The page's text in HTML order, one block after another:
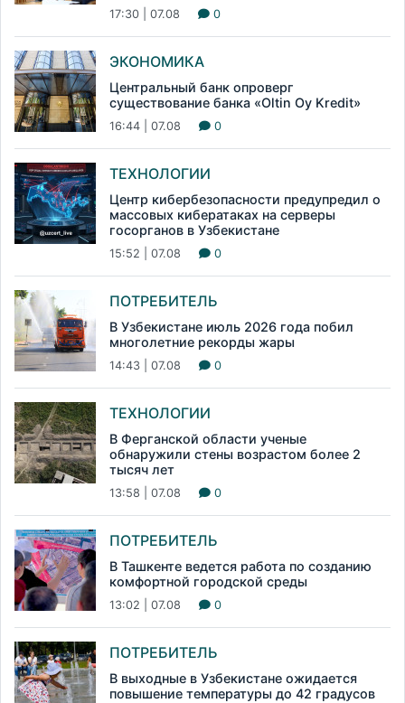
17:30 | 07.08 0
ЭКОНОМИКА
Центральный банк опроверг
существование банка «Oltin Oy Kredit»
16:44 | 07.08 0
ТЕХНОЛОГИИ
Центр кибербезопасности предупредил о
массовых кибератаках на серверы
госорганов в Узбекистане
15:52 | 07.08 0
ПОТРЕБИТЕЛЬ
В Узбекистане июль 2026 года побил
многолетние рекорды жары
14:43 | 07.08 0
ТЕХНОЛОГИИ
В Ферганской области ученые
обнаружили стены возрастом более 2
тысяч лет
13:58 | 07.08 0
ПОТРЕБИТЕЛЬ
В Ташкенте ведется работа по созданию
комфортной городской среды
13:02 | 07.08 0
ПОТРЕБИТЕЛЬ
В выходные в Узбекистане ожидается
повышение температуры до 42 градусов